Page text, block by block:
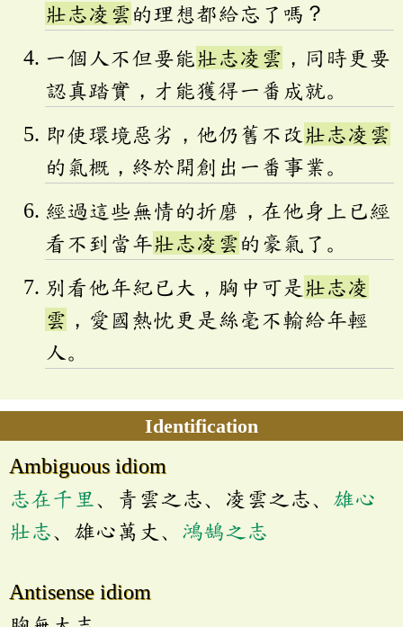
壯志凌雲的理想都給忘了嗎？
一個人不但要能壯志凌雲 ，同時更要
認真踏實，才能獲得一番成就。
即使環境惡劣，他仍舊不改 壯志凌雲
的氣概，終於開創出一番事業。
經過這些無情的折磨，在他身上已經
看不到當年壯志凌雲的豪氣了。
別看他年紀已大，胸中可是 壯志凌
雲 ，愛國熱忱更是絲毫不輸給年輕
人。
Identification
Ambiguous idiom
志在千里 、青雲之志、凌雲之志、 雄心
壯志、雄心萬丈、 鴻鵠之志
Antisense idiom